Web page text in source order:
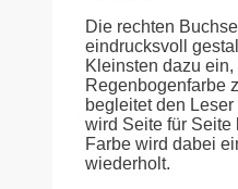
Die rechten
eindrucksvoll
Kleinsten dazu
Regenbogenfarbe
begleitet den
wird Seite für Seite
Farbe wird dabei
wiederholt.